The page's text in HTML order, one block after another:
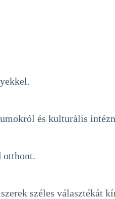
és kulturális
otthont.
széles választékát